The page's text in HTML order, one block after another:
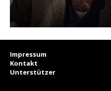
Impressum
Kontakt
Unterstützer